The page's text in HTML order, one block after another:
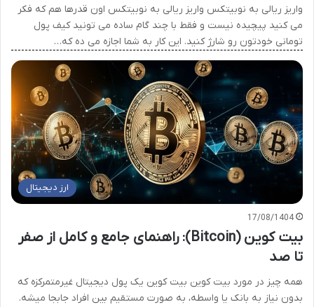
واریز ریالی به نوبیتکس واریز ریالی به نوبیتکس اون قدرها هم که فکر
می کنید پیچیده نیست و فقط با چند گام ساده می تونید کیف پول
تومانی خودتون رو شارژ کنید. این کار به شما اجازه می ده که…
ارز دیجیتال
17/08/1404
بیت کوین (Bitcoin): راهنمای جامع و کامل از صفر
تا صد
همه چیز در مورد بیت کوین بیت کوین یک پول دیجیتال غیرمتمرکزه که
بدون نیاز به بانک یا واسطه، به صورت مستقیم بین افراد جابجا میشه.